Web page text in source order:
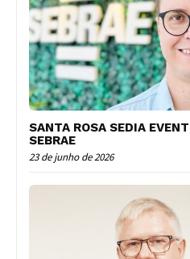
SANTA ROSA SEDIA
SEBRAE
23 de junho de 2026